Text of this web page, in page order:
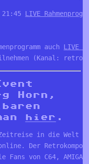
LIVE
auch LIVE
(Kanal:
Horn,
hier .
in die Welt
Der
von C64, AMIGA,